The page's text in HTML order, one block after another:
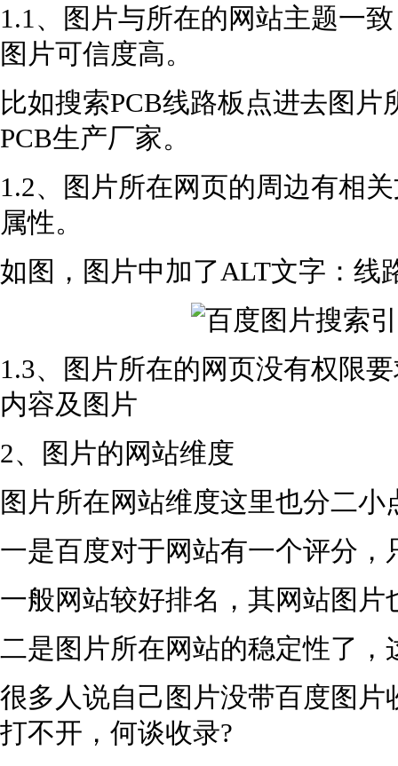
1.1、图片与所在的网站主题一
图片可信度高。
比如搜索PCB线路板点进去图
PCB生产厂家。
1.2、图片所在网页的周边有相
属性。
如图，图片中加了ALT文字：线
1.3、图片所在的网页没有权限
内容及图片
2、图片的网站维度
图片所在网站维度这里也分二小
一是百度对于网站有一个评分，
一般网站较好排名，其网站图片
二是图片所在网站的稳定性了，
很多人说自己图片没带百度图
打不开，何谈收录?